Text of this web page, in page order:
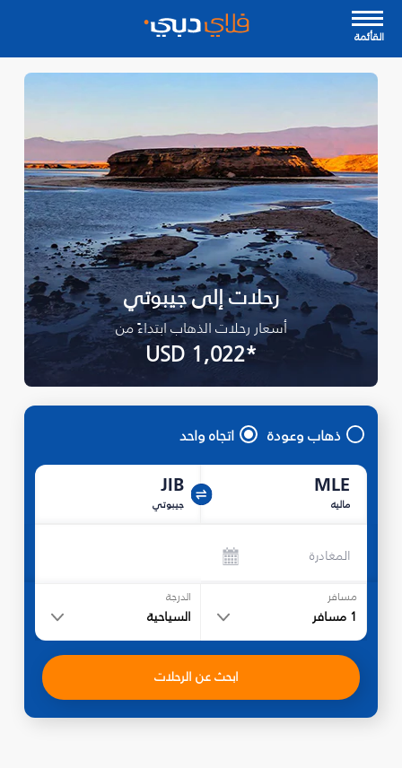
القأئمة
رحلات إلى جيبوتي
أسعار رحلات الذهاب ابتداءً من
*USD 1,022
ذهاب وعودة اتجاه واحد
MLE
ماليه
JIB
جيبوتي
المغادرة
مسافر
1 مسافر
الدرجة
السياحية
ابحث عن الرحلات